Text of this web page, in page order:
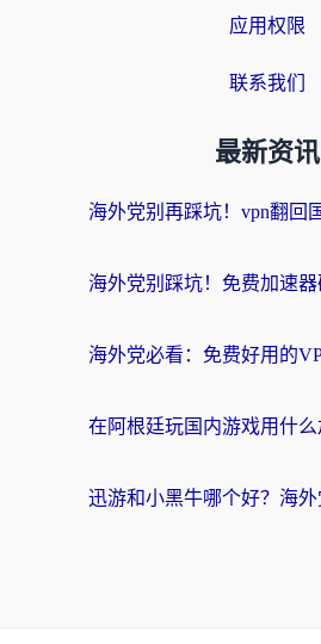
应用权限
联系我们
最新资讯